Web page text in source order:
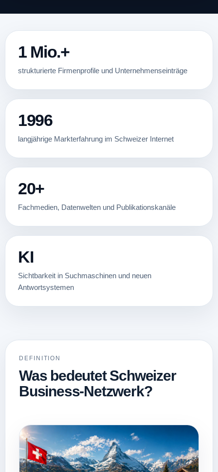
1 Mio.+
strukturierte Firmenprofile und Unternehmenseinträge
1996
langjährige Markterfahrung im Schweizer Internet
20+
Fachmedien, Datenwelten und Publikationskanäle
KI
Sichtbarkeit in Suchmaschinen und neuen
Antwortsystemen
DEFINITION
Was bedeutet Schweizer
Business-Netzwerk?